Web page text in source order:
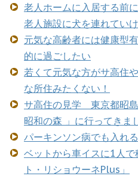
老人ホームに入居する前
老人施設に犬を連れてい
元気な高齢者には健康型
的に過ごしたい
若くて元気な方がサ高住
な所住みたくない！
サ高住の見学 東京都昭
昭和の森 」に行ってきま
パーキンソン病でも入れ
ベットから車イスに1人
ト・リショウーネPlus」